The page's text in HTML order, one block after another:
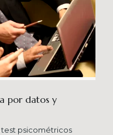
por datos y
test psicométricos